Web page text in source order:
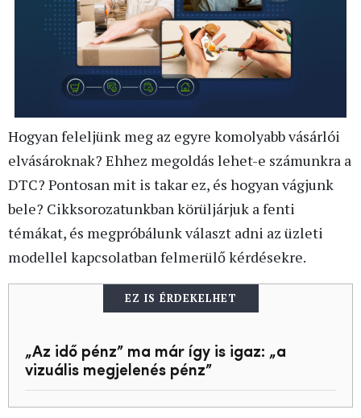
Hogyan feleljünk meg az egyre komolyabb vásárlói
elvásároknak? Ehhez megoldás lehet-e számunkra a
DTC? Pontosan mit is takar ez, és hogyan vágjunk
bele? Cikksorozatunkban körüljárjuk a fenti
témákat, és megpróbálunk választ adni az üzleti
modellel kapcsolatban felmerülő kérdésekre.
EZ IS ÉRDEKELHET
„Az idő pénz” ma már így is igaz: „a
vizuális megjelenés pénz”